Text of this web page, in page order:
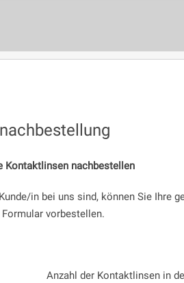
Kontaktlinsen nachbestellen
in bei uns sind, können Sie Ihre
Formular vorbestellen.
Anzahl der Kontaktlinsen in